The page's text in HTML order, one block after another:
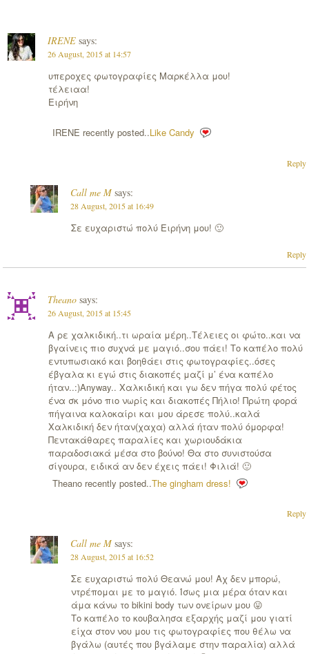
IRENE says:
26 August, 2015 at 14:57
υπεροχες φωτογραφίες Μαρκέλλα μου!
τέλειαα!
Ειρήνη
IRENE recently posted..Like Candy
Reply
Call me M says:
28 August, 2015 at 16:49
Σε ευχαριστώ πολύ Ειρήνη μου! 🙂
Reply
Theano says:
26 August, 2015 at 15:45
Α ρε χαλκιδική..τι ωραία μέρη..Τέλειες οι φώτο..και να
βγαίνεις πιο συχνά με μαγιό..σου πάει! Το καπέλο πολύ
εντυπωσιακό και βοηθάει στις φωτογραφίες..όσες
έβγαλα κι εγώ στις διακοπές μαζί μ’ ένα καπέλο
ήταν..:)Anyway.. Χαλκιδική και γω δεν πήγα πολύ φέτος
ένα σκ μόνο πιο νωρίς και διακοπές Πήλιο! Πρώτη φορά
πήγαινα καλοκαίρι και μου άρεσε πολύ..καλά
Χαλκιδική δεν ήταν(χαχα) αλλά ήταν πολύ όμορφα!
Πεντακάθαρες παραλίες και χωριουδάκια
παραδοσιακά μέσα στο βούνο! Θα στο συνιστούσα
σίγουρα, ειδικά αν δεν έχεις πάει! Φιλιά! 🙂
Theano recently posted..The gingham dress!
Reply
Call me M says:
28 August, 2015 at 16:52
Σε ευχαριστώ πολύ Θεανώ μου! Αχ δεν μπορώ,
ντρέπομαι με το μαγιό. Ίσως μια μέρα όταν και
άμα κάνω το bikini body των ονείρων μου 😛
Το καπέλο το κουβαλησα εξαρχής μαζί μου γιατί
είχα στον νου μου τις φωτογραφίες που θέλω να
βγάλω (αυτές που βγάλαμε στην παραλία) αλλά